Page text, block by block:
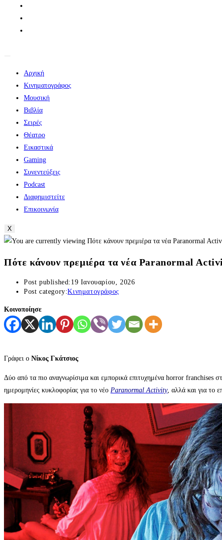
Αρχική
Κινηματογράφος
Μουσική
Βιβλία
Σειρές
Θέατρο
Εικαστικά
Gaming
Συνεντεύξεις
Podcast
Διαφημιστείτε
Επικοινωνία
X
Πότε κάνουν πρεμιέρα τα νέα Paranormal
Post published: 19 Ιανουαρίου, 2026
Post category:Κινηματογράφος
Κοινοποίησε
Γράφει ο Νίκος Γκάτσιος
Δύο από τα πιο αναγνωρίσιμα και εμπορικά επιτυχημένα horror franchises
ημερομηνίες κυκλοφορίας για το νέο Paranormal Activity, αλλά και για το